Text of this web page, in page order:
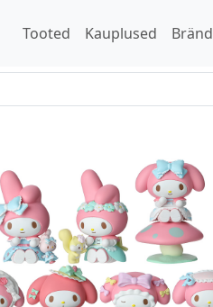
Tooted Kauplused Bränd